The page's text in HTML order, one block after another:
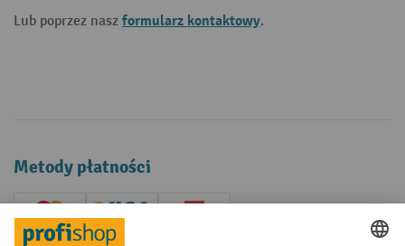
Lub poprzez nasz formularz kontaktowy.
Metody płatności
Creditcard (Master)Creditcard (Visa)